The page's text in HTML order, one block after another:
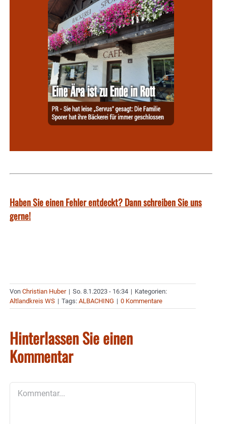
Haben Sie einen Fehler entdeckt? Dann schreiben Sie uns
gerne!
Von Christian Huber | So. 8.1.2023 - 16:34 | Kategorien:
Altlandkreis WS | Tags: ALBACHING | 0 Kommentare
Hinterlassen Sie einen
Kommentar